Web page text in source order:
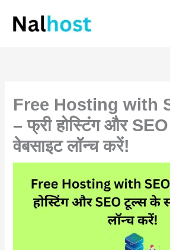
content
Free Hosting with
– फ्री होस्टिंग और
वेबसाइट लॉन्च करें!